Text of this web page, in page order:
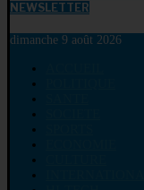
NEWSLETTER
dimanche 9 août 2026